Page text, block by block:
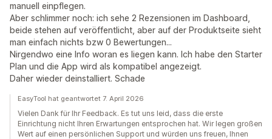
manuell einpflegen.
Aber schlimmer noch: ich sehe 2 Rezensionen im Dashboard,
beide stehen auf veröffentlicht, aber auf der Produktseite sieht
man einfach nichts bzw 0 Bewertungen...
Nirgendwo eine Info woran es liegen kann. Ich habe den Starter
Plan und die App wird als kompatibel angezeigt.
Daher wieder deinstalliert. Schade
EasyTool hat geantwortet 7. April 2026
Vielen Dank für Ihr Feedback. Es tut uns leid, dass die erste
Einrichtung nicht Ihren Erwartungen entsprochen hat. Wir legen großen
Wert auf einen persönlichen Support und würden uns freuen, Ihnen